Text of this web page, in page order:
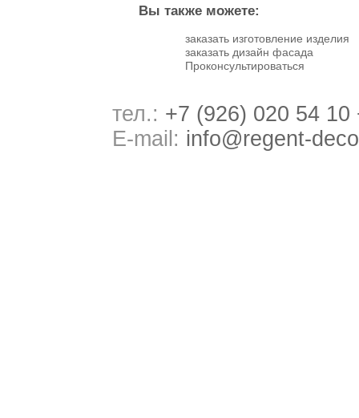
Вы также можете:
заказать изготовление изделия
заказать дизайн фасада
Проконсультироваться
тел.: +7 (926) 020 54 10
E-mail: info@regent-